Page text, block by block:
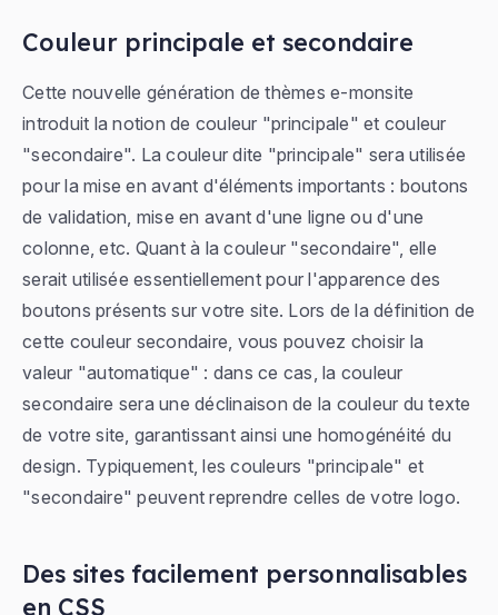
Couleur principale et secondaire
Cette nouvelle génération de thèmes e-monsite
introduit la notion de couleur "principale" et couleur
"secondaire". La couleur dite "principale" sera utilisée
pour la mise en avant d'éléments importants : boutons
de validation, mise en avant d'une ligne ou d'une
colonne, etc. Quant à la couleur "secondaire", elle
serait utilisée essentiellement pour l'apparence des
boutons présents sur votre site. Lors de la définition de
cette couleur secondaire, vous pouvez choisir la
valeur "automatique" : dans ce cas, la couleur
secondaire sera une déclinaison de la couleur du texte
de votre site, garantissant ainsi une homogénéité du
design. Typiquement, les couleurs "principale" et
"secondaire" peuvent reprendre celles de votre logo.
Des sites facilement personnalisables
en CSS